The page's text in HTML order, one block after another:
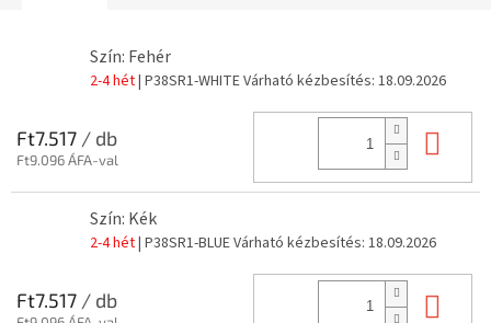
Szín: Fehér
2-4 hét| P38SR1-WHITEVárható kézbesítés: 18.09.2026
Ft7.517 / db
Ft9.096 ÁFA-val
Szín: Kék
2-4 hét| P38SR1-BLUEVárható kézbesítés: 18.09.2026
Ft7.517 / db